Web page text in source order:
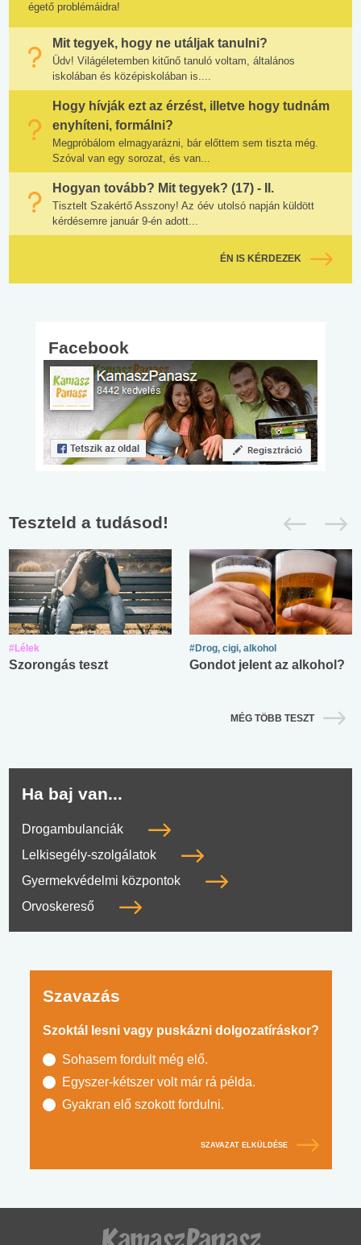
égető problémáidra!
Mit tegyek, hogy ne utáljak tanulni?
Üdv! Világéletemben kitűnő tanuló voltam, általános
iskolában és középiskolában is....
Hogy hívják ezt az érzést, illetve hogy tudnám
enyhíteni, formálni?
Megpróbálom elmagyarázni, bár előttem sem tiszta még.
Szóval van egy sorozat, és van...
Hogyan tovább? Mit tegyek? (17) - II.
Tisztelt Szakértő Asszony! Az óév utolsó napján küldött
kérdésemre január 9-én adott...
ÉN IS KÉRDEZEK
Facebook
Teszteld a tudásod!
#Lélek
Szorongás teszt
#Drog, cigi, alkohol
Gondot jelent az alkohol?
MÉG TÖBB TESZT
Ha baj van...
Drogambulanciák
Lelkisegély-szolgálatok
Gyermekvédelmi központok
Orvoskereső
Szavazás
Szoktál lesni vagy puskázni dolgozatíráskor?
Sohasem fordult még elő.
Egyszer-kétszer volt már rá példa.
Gyakran elő szokott fordulni.
SZAVAZAT ELKÜLDÉSE